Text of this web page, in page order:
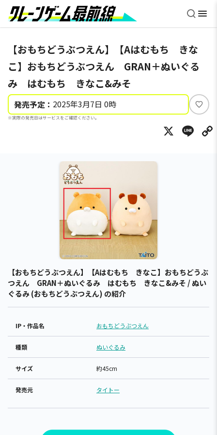
【おもちどうぶつえん】【Aはむもち きな
こ】おもちどうぶつえん GRAN＋ぬいぐる
み はむもち きなこ&みそ
発売予定： 2025年3月7日 0時
※実際の発売日はサービスをご確認ください。
い
ね
X
【おもちどうぶつえん】【Aはむもち きなこ】おもちどうぶ
つえん GRAN＋ぬいぐるみ はむもち きなこ&みそ / ぬい
ぐるみ (おもちどうぶつえん) の紹介
IP・作品名 おもちどうぶつえん
種類 ぬいぐるみ
サイズ 約45cm
発売元 タイトー